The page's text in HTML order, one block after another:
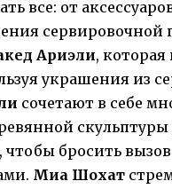
все: от
сервировочной
Ариэли,
украшения из
сочетают в себе
чтобы бросить
Миа Шохат